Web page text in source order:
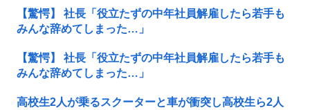
【驚愕】 社長「役立たずの中年社員解雇したら若手も
みんな辞めてしまった…」
【驚愕】 社長「役立たずの中年社員解雇したら若手も
みんな辞めてしまった…」
高校生2人が乗るスクーターと車が衝突し高校生ら2人